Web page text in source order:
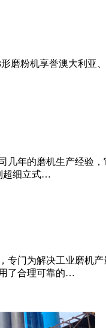
磨粉机享誉澳大利亚
几年的磨机生产经验
超细立式…
专门为解决工业磨机
了合理可靠的…